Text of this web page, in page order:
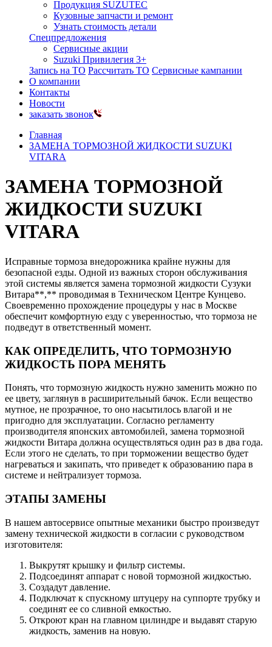
Продукция SUZUTEC
Кузовные запчасти и ремонт
Узнать стоимость детали
Спецпредложения
Сервисные акции
Suzuki Привилегия 3+
Запись на ТО Рассчитать ТО Сервисные кампании
О компании
Контакты
Новости
заказать звонок
Главная
ЗАМЕНА ТОРМОЗНОЙ ЖИДКОСТИ SUZUKI
VITARA
ЗАМЕНА ТОРМОЗНОЙ
ЖИДКОСТИ SUZUKI
VITARA
Исправные тормоза внедорожника крайне нужны для
безопасной езды. Одной из важных сторон обслуживания
этой системы является замена тормозной жидкости Сузуки
Витара**,** проводимая в Техническом Центре Кунцево.
Своевременно прохождение процедуры у нас в Москве
обеспечит комфортную езду с уверенностью, что тормоза не
подведут в ответственный момент.
КАК ОПРЕДЕЛИТЬ, ЧТО ТОРМОЗНУЮ
ЖИДКОСТЬ ПОРА МЕНЯТЬ
Понять, что тормозную жидкость нужно заменить можно по
ее цвету, заглянув в расширительный бачок. Если вещество
мутное, не прозрачное, то оно насытилось влагой и не
пригодно для эксплуатации. Согласно регламенту
производителя японских автомобилей, замена тормозной
жидкости Витара должна осуществляться один раз в два года.
Если этого не сделать, то при торможении вещество будет
нагреваться и закипать, что приведет к образованию пара в
системе и нейтрализует тормоза.
ЭТАПЫ ЗАМЕНЫ
В нашем автосервисе опытные механики быстро произведут
замену технической жидкости в согласии с руководством
изготовителя:
Выкрутят крышку и фильтр системы.
Подсоединят аппарат с новой тормозной жидкостью.
Создадут давление.
Подключат к спускному штуцеру на суппорте трубку и
соединят ее со сливной емкостью.
Откроют кран на главном цилиндре и выдавят старую
жидкость, заменив на новую.